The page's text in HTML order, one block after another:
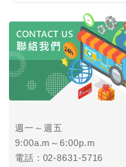
週一～週五
9:00a.m～6:00p.m
電話 : 02-8631-5716